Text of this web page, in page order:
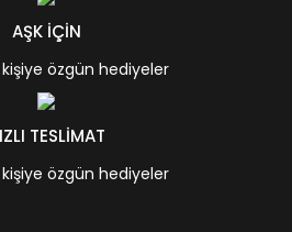
AŞK İÇİN
özgün hediyeler
TESLİMAT
özgün hediyeler